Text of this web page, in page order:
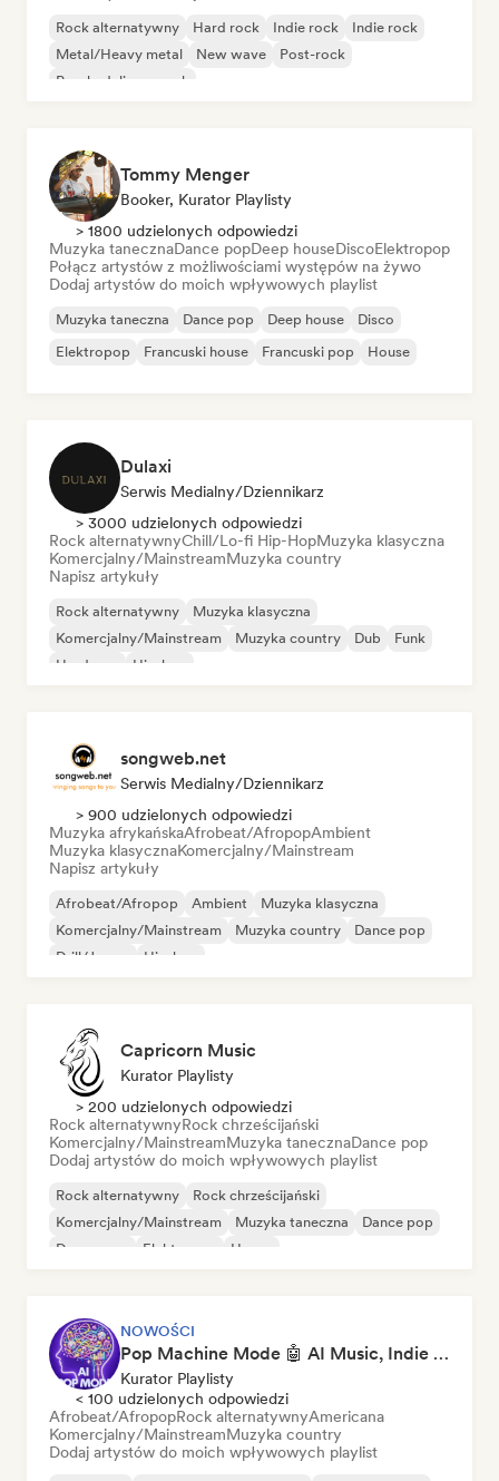
Rock alternatywny Hard rock Indie rock
Indie rock
Metal/Heavy metal
New wave
Post-rock
Psychedeliczny rock
Tommy Menger
Booker, Kurator Playlisty
> 1800 udzielonych odpowiedzi
Muzyka tanecznaDance popDeep houseDiscoElektropop
Połącz artystów z możliwościami występów na żywo
Dodaj artystów do moich wpływowych playlist
Muzyka taneczna Dance pop Deep house
Disco
Elektropop
Francuski house Francuski pop House
Dulaxi
Serwis Medialny/Dziennikarz
> 3000 udzielonych odpowiedzi
Rock alternatywnyChill/Lo-fi Hip-HopMuzyka klasyczna
Komercjalny/MainstreamMuzyka country
Napisz artykuły
Rock alternatywny
Muzyka klasyczna
Komercjalny/Mainstream
Muzyka country Dub
Funk
Hardcore
Hip-hop
songweb.net
Serwis Medialny/Dziennikarz
> 900 udzielonych odpowiedzi
Muzyka afrykańskaAfrobeat/AfropopAmbient
Muzyka klasycznaKomercjalny/Mainstream
Napisz artykuły
Afrobeat/Afropop Ambient
Muzyka klasyczna
Komercjalny/Mainstream
Muzyka country
Dance pop
Drill/Jersey
Hip-hop
Capricorn Music
Kurator Playlisty
> 200 udzielonych odpowiedzi
Rock alternatywnyRock chrześcijański
Komercjalny/MainstreamMuzyka tanecznaDance pop
Dodaj artystów do moich wpływowych playlist
Rock alternatywny
Rock chrześcijański
Komercjalny/Mainstream
Muzyka taneczna
Dance pop
Dream pop
Elektropop House
NOWOŚCI
Pop Machine Mode 🤖 AI Music, Indie Pop & Dream Pop
Kurator Playlisty
< 100 udzielonych odpowiedzi
Afrobeat/AfropopRock alternatywnyAmericana
Komercjalny/MainstreamMuzyka country
Dodaj artystów do moich wpływowych playlist